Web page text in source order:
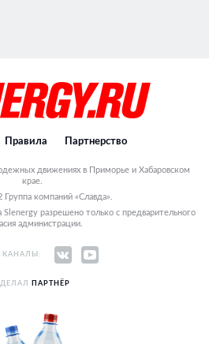
Правила Партнерство
движениях в Приморье и Хабаровском
крае.
компаний «Славда».
Slenergy разрешено только с предварительного
администрации.
КАНАЛЫ:
ПАРТНЁР